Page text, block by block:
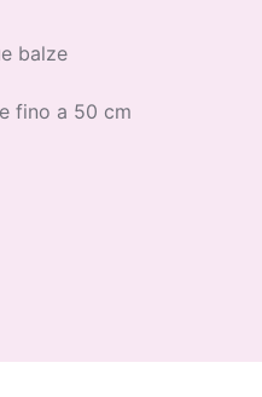
balze
fino a 50 cm